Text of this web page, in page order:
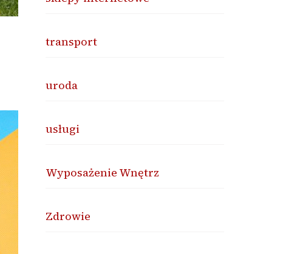
transport
uroda
usługi
Wyposażenie Wnętrz
Zdrowie